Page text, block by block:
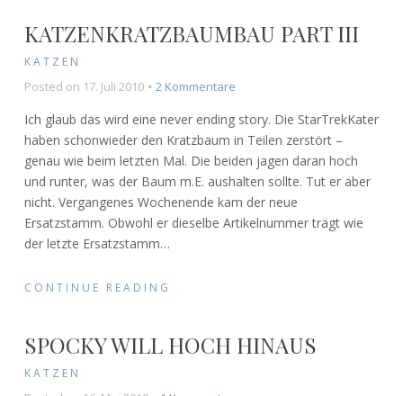
KATZENKRATZBAUMBAU PART III
KATZEN
Posted on 17. Juli 2010 2 Kommentarezu
Part
III
Ich glaub das wird eine never ending story. Die StarTrekKater
haben schonwieder den Kratzbaum in Teilen zerstört –
genau wie beim letzten Mal. Die beiden jagen daran hoch
und runter, was der Baum m.E. aushalten sollte. Tut er aber
nicht. Vergangenes Wochenende kam der neue
Ersatzstamm. Obwohl er dieselbe Artikelnummer trägt wie
der letzte Ersatzstamm…
CONTINUE READING
SPOCKY WILL HOCH HINAUS
KATZEN